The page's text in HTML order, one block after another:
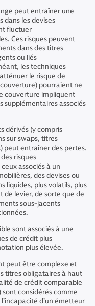
peut entraîner une
dans les devises
fluctuer
Ces risques peuvent
dans des titres
ou liés
les techniques
le risque de
pourraient ne
couverture impliquent
supplémentaires associés
dérivés (y compris
sur swaps, titres
peut entraîner des pertes.
risques
associés à un
des devises ou
liquides, plus volatils, plus
levier, de sorte que de
sous-jacents
sont associés à une
de crédit plus
plus élevée.
peut être complexe et
titres obligataires à haut
de crédit comparable
considérés comme
d’un émetteur